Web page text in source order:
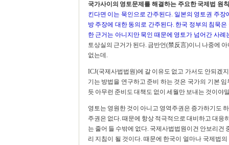
국가사이의 영토문제를 해결하는 주요한 국제법 원
킨다면 이는 묵인으로 간주된다. 일본의 영토권 주
방 주장에 대한 동의로 간주된다. 한국 정부의 침묵
한 근거는 아니지만 묵인 때문에 영토가 넘어간 사례
토상실의 근거가 된다. 금반언(禁反言)이니 나중에
없는데.
ICJ(국제사법법원)에 갈 이유도 없고 가서도 안되겠
기는 방법을 연구하고 준비 하는 것은 국가의 기본
듯 아무런 준비도 대책도 없이 세월만 보내는 것이야
영토는 영원한 것이 아니고 영역주권은 증가하기도
주권은 없다. 때문에 항상 적극적으로 대비하고 대응
는 줄어 들 수밖에 없다. 국제사법법원이건 안보리건
리 지침이 될 것이다. 때문에 한국이 얼마나 국제법